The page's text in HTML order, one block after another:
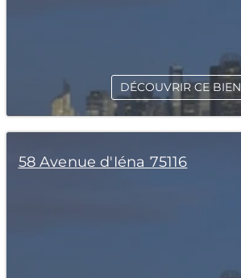
DÉCOUVRIR CE BIEN
58 Avenue d'Iéna 75116